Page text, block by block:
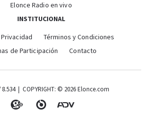
Elonce Radio en vivo
INSTITUCIONAL
Términos y Condiciones
de Participación
Contacto
8.534 | COPYRIGHT: © 2026 Elonce.com